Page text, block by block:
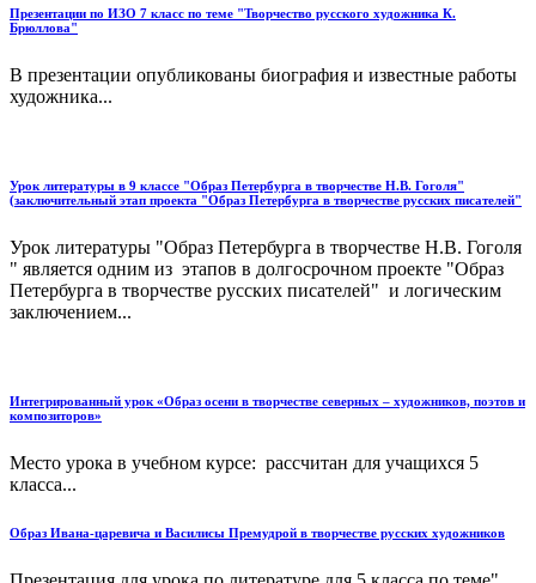
Презентации по ИЗО 7 класс по теме "Творчество русского художника К.
Брюллова"
В презентации опубликованы биография и известные работы
художника...
Урок литературы в 9 классе "Образ Петербурга в творчестве Н.В. Гоголя"
(заключительный этап проекта "Образ Петербурга в творчестве русских писателей"
Урок литературы "Образ Петербурга в творчестве Н.В. Гоголя
" является одним из этапов в долгосрочном проекте "Образ
Петербурга в творчестве русских писателей" и логическим
заключением...
Интегрированный урок «Образ осени в творчестве северных – художников, поэтов и
композиторов»
Место урока в учебном курсе: рассчитан для учащихся 5
класса...
Образ Ивана-царевича и Василисы Премудрой в творчестве русских художников